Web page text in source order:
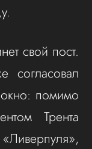
свой пост.
согласовал
помимо
Трента